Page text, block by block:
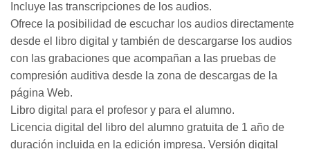
Incluye las transcripciones de los audios.
Ofrece la posibilidad de escuchar los audios directamente
desde el libro digital y también de descargarse los audios
con las grabaciones que acompañan a las pruebas de
compresión auditiva desde la zona de descargas de la
página Web.
Libro digital para el profesor y para el alumno.
Licencia digital del libro del alumno gratuita de 1 año de
duración incluida en la edición impresa. Versión digital